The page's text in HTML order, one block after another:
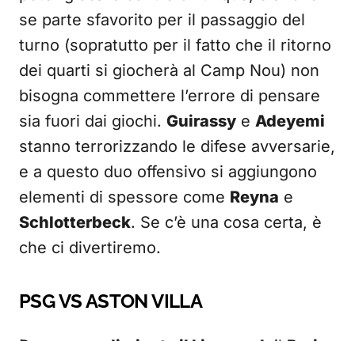
se parte sfavorito per il passaggio del
turno (sopratutto per il fatto che il ritorno
dei quarti si giocherà al Camp Nou) non
bisogna commettere l’errore di pensare
sia fuori dai giochi. Guirassy e Adeyemi
stanno terrorizzando le difese avversarie,
e a questo duo offensivo si aggiungono
elementi di spessore come Reyna e
Schlotterbeck. Se c’è una cosa certa, è
che ci divertiremo.
PSG VS ASTON VILLA